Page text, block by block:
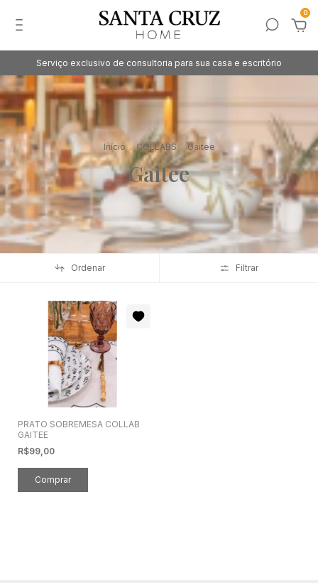
0
Serviço exclusivo de consultoria para sua casa e escritório
Início . COLLABS . Gaitee
Gaitee
Ordenar Filtrar
PRATO SOBREMESA COLLAB
GAITEE
R$99,00